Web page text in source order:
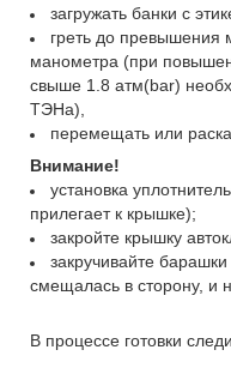
загружать банки с
греть до превышения
манометра (при
свыше 1.8 атм(bar)
ТЭНа),
перемещать или
Внимание!
установка
прилегает к крышке);
закройте крышку
закручивайте
смещалась в сторону, и
В процессе готовки